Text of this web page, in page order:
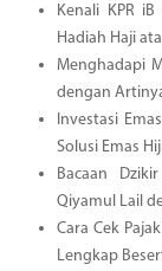
Kenali KPR
Hadiah Haji
Menghadapi
dengan
Investasi
Solusi Emas
Bacaan
Qiyamul Lail
Cara Cek
Lengkap